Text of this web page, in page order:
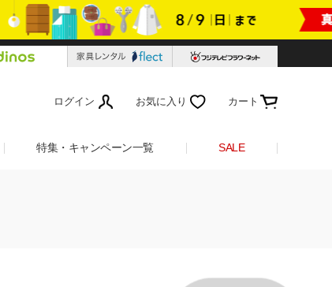
ログイン お気に入り カート
特集・キャンペーン一覧 SALE